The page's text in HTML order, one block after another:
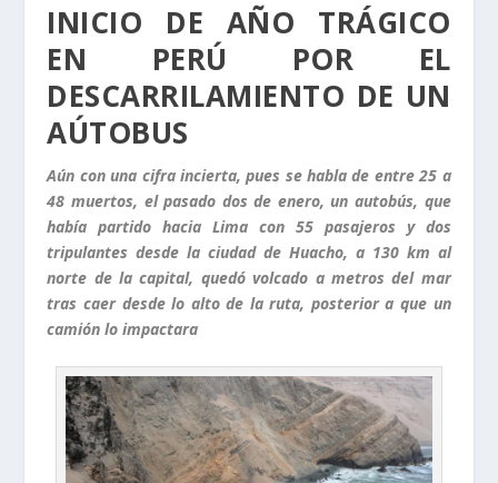
INICIO DE AÑO TRÁGICO
EN PERÚ POR EL
DESCARRILAMIENTO DE UN
AÚTOBUS
Aún con una cifra incierta, pues se habla de entre 25 a
48 muertos, el pasado dos de enero, un autobús, que
había partido hacia Lima con 55 pasajeros y dos
tripulantes desde la ciudad de Huacho, a 130 km al
norte de la capital, quedó volcado a metros del mar
tras caer desde lo alto de la ruta, posterior a que un
camión lo impactara